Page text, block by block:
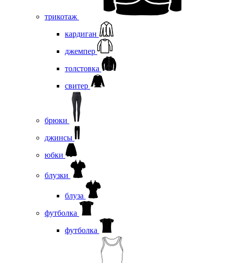
трикотаж
кардиган
джемпер
толстовка
свитер
брюки
джинсы
юбки
блузки
блуза
футболка
футболка